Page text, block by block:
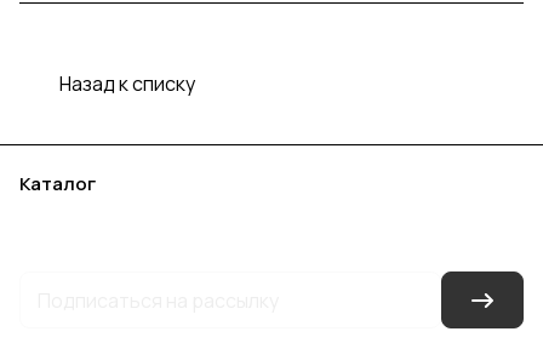
Назад к списку
Каталог